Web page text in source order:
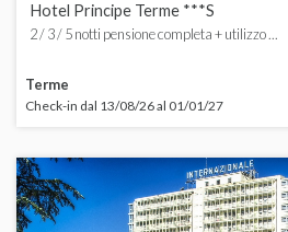
Hotel Principe Terme ***S
2 / 3 / 5 notti pensione completa + utilizzo ...
Terme
Check-in dal 13/08/26 al 01/01/27